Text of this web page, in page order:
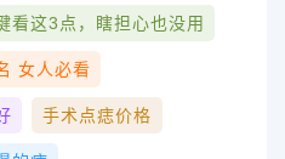
看这3点，瞎担心也没用
女人必看
手术点痣价格